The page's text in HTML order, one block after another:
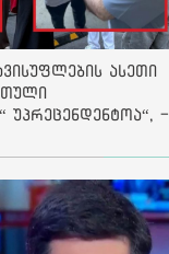
ასეთი
უპრეცენდენტოა“, -